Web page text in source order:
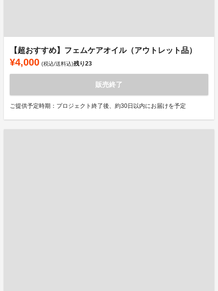
【超おすすめ】フェムケアオイル（アウトレット品）
¥4,000 (税込/送料込)残り23
販売終了
ご提供予定時期：プロジェクト終了後、約30日以内にお届けを予定